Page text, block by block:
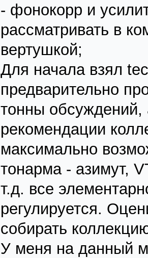
- фонокорр и
рассматривать в
вертушкой;
Для начала взял
предварительно
тонны обсуждений,
рекомендации
максимально
тонарма - азимут,
т.д. все
регулируется.
собирать
У меня на данный